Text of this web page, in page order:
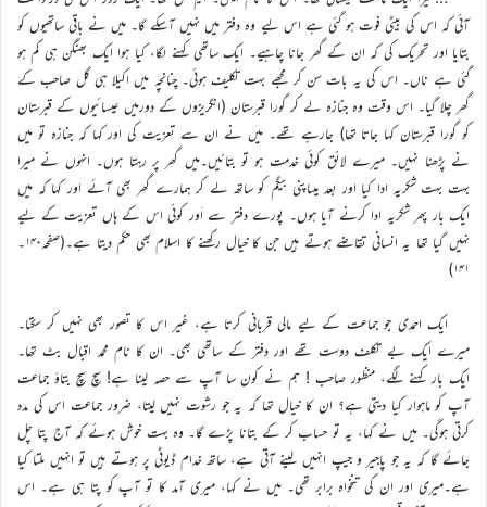
آئی کہ اس کی بیٹی فوت ہو گئی ہے اس لیے وہ دفتر میں نہیں آسکے گا۔ میں نے باقی ساتھیوں کو
بتایا اور تحریک کی کہ ان کے گھر جانا چاہیے۔ ایک ساتھی کہنے لگا، کیا ہوا ایک بھنگن ہی کم ہو
گئی ہے ناں۔ اس کی یہ بات سن کر مجھے بہت تکلیف ہوئی۔ چنانچہ میں اکیلا ہی گل صاحب کے
گھر چلا گیا۔ اس وقت وہ جنازہ لے کر گورا قبرستان (انگریزوں کے دورمیں عیسائیوں کے قبرستان
کو گورا قبرستان کہا جاتا تھا) جارہے تھے۔ میں نے ان سے تعزیت کی اور کہا کہ جنازہ تو میں
نے پڑھنا نہیں۔ میرے لائق کوئی خدمت ہو تو بتائیں۔میں گھر پر رہتا ہوں۔ انہوں نے میرا
بہت بہت شکریہ ادا کیا اور بعد میںاپنی بیگم کو ساتھ لے کر ہمارے گھر بھی آئے اور کہا کہ میں
ایک بار پھر شکریہ ادا کرنے آیا ہوں۔ پورے دفتر سے اَور کوئی اس کے ہاں تعزیت کے لیے
نہیں گیا تھا یہ انسانی تقاضے ہوتے ہیں جن کا خیال رکھنے کا اسلام بھی حکم دیتا ہے۔(صفحہ۱۴۰۔
۱۴۱)
ایک احمدی جو جماعت کے لیے مالی قربانی کرتا ہے، غیر اس کا تصور بھی نہیں کر سکتا۔
میرے ایک بے تکلف دوست تھے اور دفتر کے ساتھی بھی۔ ان کا نام محمد اقبال بٹ تھا۔
ایک بار کہنے لگے، منظور صاحب ! ہم نے کون سا آپ سے حصہ لینا ہے! سچ سچ بتاؤ جماعت
آپ کو ماہوار کیا دیتی ہے؟ ان کا خیال تھا کہ یہ جو رشوت نہیں لیتا، ضرور جماعت اس کی مدد
کرتی ہوگی۔ میں نے کہا، یہ تو حساب کر کے بتانا پڑے گا۔ وہ بہت خوش ہوئے کہ آج پتا چل
جائے گا کہ یہ جو پاجیر و جیپ انہیں لینے آتی ہے، ساتھ خدام ڈیوٹی پر ہوتے ہیں تو انہیں ملتا کیا
ہے۔میری اور ان کی تنخواہ برابر تھی۔ میں نے کہا، میری آمد کا تو آپ کو پتا ہی ہے۔ اس